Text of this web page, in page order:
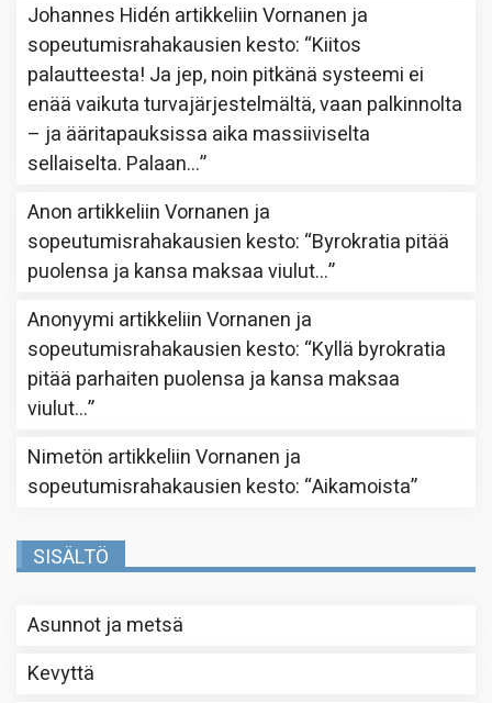
Johannes Hidén artikkeliinVornanen ja
sopeutumisrahakausien kesto: “Kiitos
palautteesta! Ja jep, noin pitkänä systeemi ei
enää vaikuta turvajärjestelmältä, vaan palkinnolta
– ja ääritapauksissa aika massiiviselta
sellaiselta. Palaan…”
Anon artikkeliinVornanen ja
sopeutumisrahakausien kesto: “Byrokratia pitää
puolensa ja kansa maksaa viulut…”
Anonyymi artikkeliinVornanen ja
sopeutumisrahakausien kesto: “Kyllä byrokratia
pitää parhaiten puolensa ja kansa maksaa
viulut…”
Nimetön artikkeliinVornanen ja
sopeutumisrahakausien kesto: “Aikamoista”
SISÄLTÖ
Asunnot ja metsä
Kevyttä